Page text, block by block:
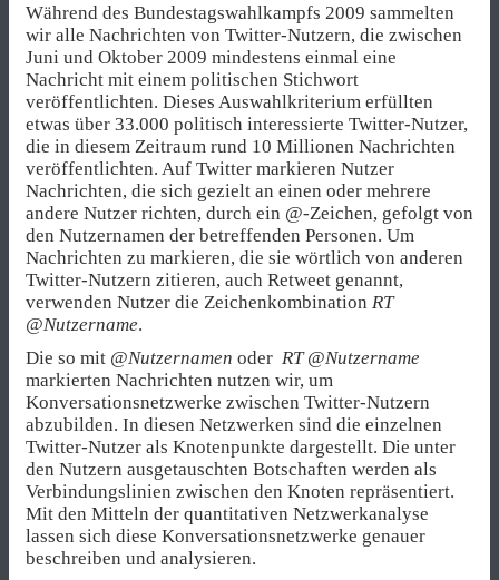
Während des Bundestagswahlkampfs 2009 sammelten
wir alle Nachrichten von Twitter-Nutzern, die zwischen
Juni und Oktober 2009 mindestens einmal eine
Nachricht mit einem politischen Stichwort
veröffentlichten. Dieses Auswahlkriterium erfüllten
etwas über 33.000 politisch interessierte Twitter-Nutzer,
die in diesem Zeitraum rund 10 Millionen Nachrichten
veröffentlichten. Auf Twitter markieren Nutzer
Nachrichten, die sich gezielt an einen oder mehrere
andere Nutzer richten, durch ein @-Zeichen, gefolgt von
den Nutzernamen der betreffenden Personen. Um
Nachrichten zu markieren, die sie wörtlich von anderen
Twitter-Nutzern zitieren, auch Retweet genannt,
verwenden Nutzer die Zeichenkombination RT
@Nutzername.
Die so mit @Nutzernamen oder RT @Nutzername
markierten Nachrichten nutzen wir, um
Konversationsnetzwerke zwischen Twitter-Nutzern
abzubilden. In diesen Netzwerken sind die einzelnen
Twitter-Nutzer als Knotenpunkte dargestellt. Die unter
den Nutzern ausgetauschten Botschaften werden als
Verbindungslinien zwischen den Knoten repräsentiert.
Mit den Mitteln der quantitativen Netzwerkanalyse
lassen sich diese Konversationsnetzwerke genauer
beschreiben und analysieren.